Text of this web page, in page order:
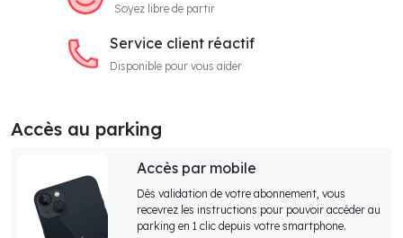
Soyez libre de partir
Service client réactif
Disponible pour vous aider
Accès au parking
Accès par mobile
Dès validation de votre abonnement, vous
recevrez les instructions pour pouvoir accéder au
parking en 1 clic depuis votre smartphone.